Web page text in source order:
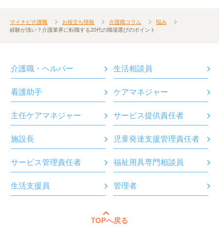
マイナビ介護職 お役立ち情報 介護職コラム
悩み
経験が浅い？介護業界に転職する20代の職場選びのポイント
介護職・ヘルパー 生活相談員
看護助手 ケアマネジャー
主任ケアマネジャー サービス提供責任者
施設長 児童発達支援管理責任者
サービス管理責任者 福祉用具専門相談員
生活支援員 管理者
TOPへ戻る